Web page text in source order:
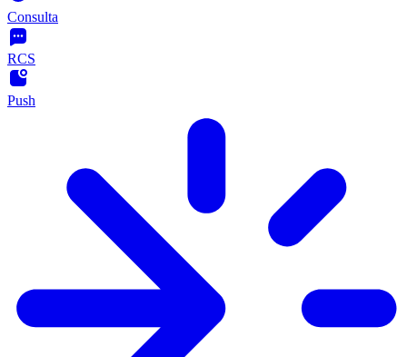
Consulta
RCS
Push